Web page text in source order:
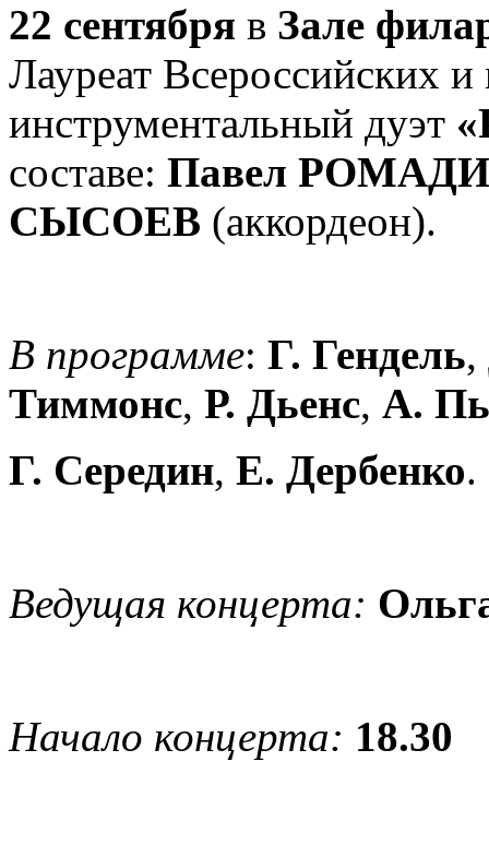
22 сентября в Зале
Лауреат Всероссийских
инструментальный дуэт
составе: Павел
СЫСОЕВ (аккордеон).
В программе: Г. Гендель,
Тиммонс, Р. Дьенс, А.
Г. Середин, Е. Дербенко.
Ведущая концерта:
Начало концерта: 18.30